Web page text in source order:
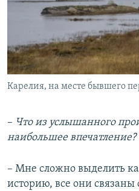
Карелия, на месте бывшего
–​ Что из услышанного
наибольшее впечатление?
– Мне сложно выделить
историю, все они связаны